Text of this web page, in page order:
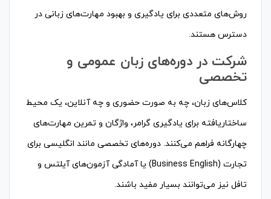
روش‌های متعددی برای یادگیری و بهبود مهارت‌های زبانی در
دسترس هستند.
شرکت در دوره‌های زبان عمومی و
تخصصی
کلاس‌های زبان، چه به صورت حضوری و چه آنلاین، یک محیط
ساختاریافته برای یادگیری گرامر، واژگان و تمرین مهارت‌های
چهارگانه فراهم می‌کنند. دوره‌های تخصصی مانند انگلیسی برای
تجارت (Business English) یا آمادگی آزمون‌های آیلتس و
تافل نیز می‌توانند بسیار مفید باشند.